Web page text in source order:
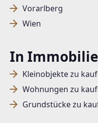
Vorarlberg
Wien
In
Kleinobjekte zu
Wohnungen zu
Grundstücke zu